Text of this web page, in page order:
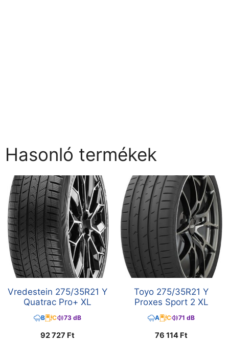
Hasonló termékek
Vredestein 275/35R21 Y
Quatrac Pro+ XL
B C 73 dB
92 727 Ft
Toyo 275/35R21 Y
Proxes Sport 2 XL
A C 71 dB
76 114 Ft